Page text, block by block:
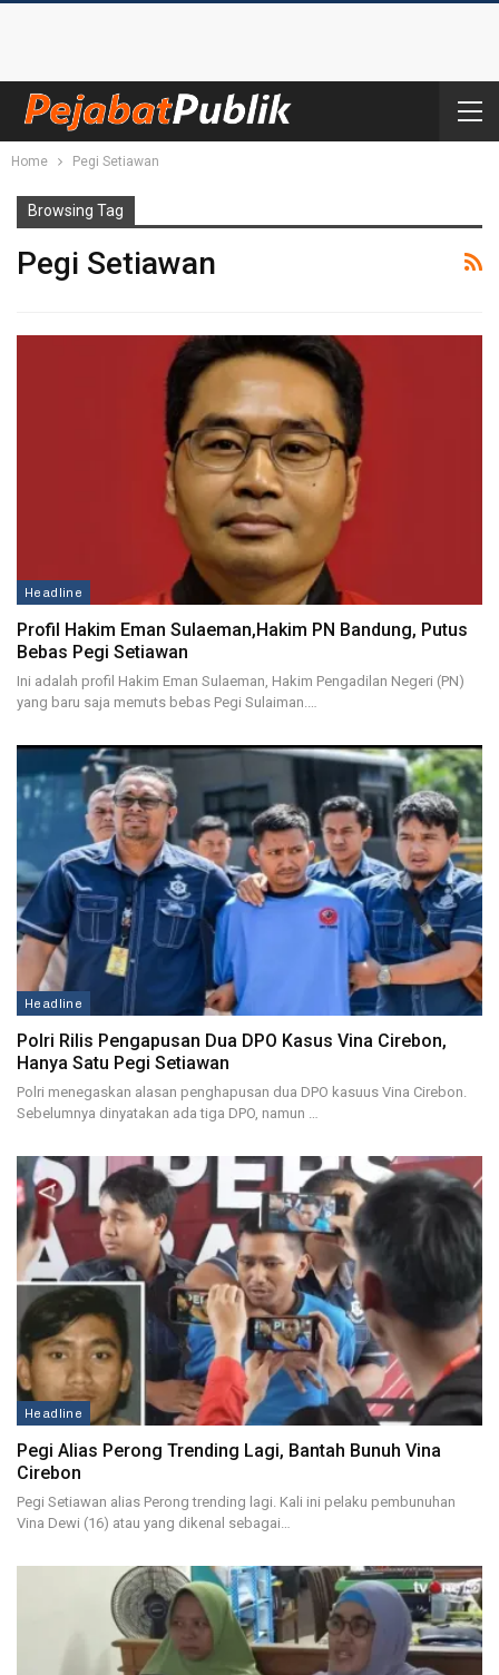
Home Pegi Setiawan
Browsing Tag
Pegi Setiawan
Headline
Profil Hakim Eman Sulaeman,Hakim PN Bandung, Putus
Bebas Pegi Setiawan
Ini adalah profil Hakim Eman Sulaeman, Hakim Pengadilan Negeri (PN)
yang baru saja memuts bebas Pegi Sulaiman.…
Headline
Polri Rilis Pengapusan Dua DPO Kasus Vina Cirebon,
Hanya Satu Pegi Setiawan
Polri menegaskan alasan penghapusan dua DPO kasuus Vina Cirebon.
Sebelumnya dinyatakan ada tiga DPO, namun …
Headline
Pegi Alias Perong Trending Lagi, Bantah Bunuh Vina
Cirebon
Pegi Setiawan alias Perong trending lagi. Kali ini pelaku pembunuhan
Vina Dewi (16) atau yang dikenal sebagai…